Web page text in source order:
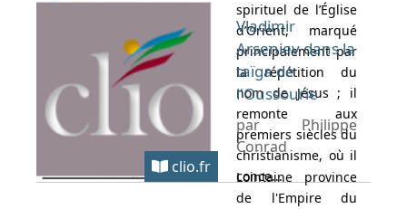
spirituel de l’Église
d’Orient, marqué
principalement par
la répétition du
nom de Jésus ; il
remonte aux
premiers siècles du
christianisme, où il
conce...
clio.fr
Vladimir
Arseniev dans la
taïga de
l'Oussourie
par Philippe
Conrad
Lointaine province
de l'Empire du